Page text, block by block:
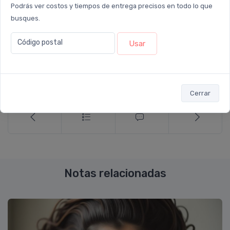
Podrás ver costos y tiempos de entrega precisos en todo lo que
busques.
Código postal Usar
Cerrar
#cosmetica
#cruelty-free
Compartir:
Notas relacionadas